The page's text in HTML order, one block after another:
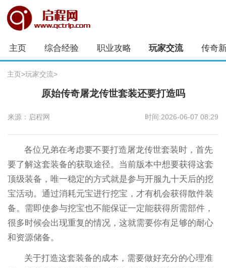
主页 综合经验 职业攻略 玩家交流 传奇
主页>玩家交流>
原始传奇屠龙传世套装还要打造吗
来源：启程网 时间:2026-06-07 08:29
各位兄弟在考虑要不要打造屠龙传世套装时，首先
要了解这套装备的获取途径。当前版本中想要获得这套
顶级装备，唯一稳定的方式就是参与开服九十天后的挖
宝活动。通过消耗元宝进行挖宝，才有机会获得散件装
备。需即使参与挖宝也不能保证一定能获得所需部件，
很多时候会出现重复的情况，这就需要你有足够的耐心
和资源储备。
关于打造这套装备的成本，需要做好充分的心理准